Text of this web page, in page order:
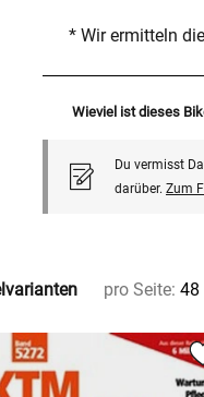
* Wir ermitteln
Wieviel ist dieses
Du vermisst
darüber. Zum
pro Seite: